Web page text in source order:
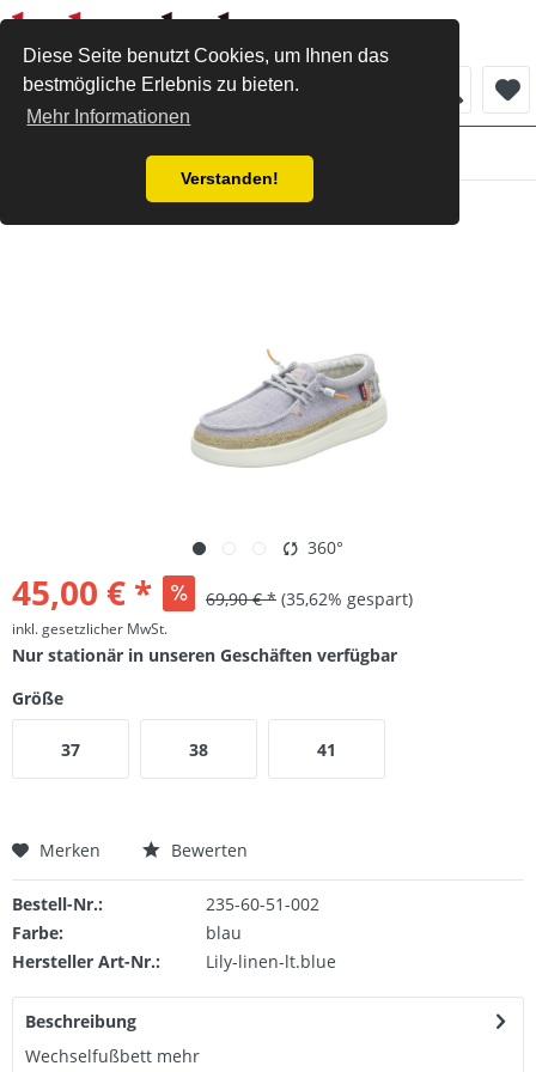
Diese Seite benutzt Cookies, um Ihnen das
bestmögliche Erlebnis zu bieten.
Mehr Informationen
Verstanden!
Menü
Sneaker & Schnürschuhe
Fusion Sneaker lt.blue
360°
45,00 € * 69,90 € * (35,62% gespart)
inkl. gesetzlicher MwSt.
Nur stationär in unseren Geschäften verfügbar
Größe
37 38 41
Merken Bewerten
Bestell-Nr.:
235-60-51-002
Farbe:
blau
Hersteller Art-Nr.:
Lily-linen-lt.blue
Beschreibung
Wechselfußbett mehr